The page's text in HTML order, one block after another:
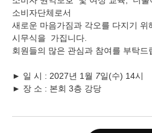
소비자단체로서
새로운 마음가짐과 각오를 다지기 위
시무식을 가집니다
회원들의 많은 관심과 참여를 부탁드
► 일 시 : 2027년 1 월 7일(수) 14시
► 장 소 : 본회 3층 강당